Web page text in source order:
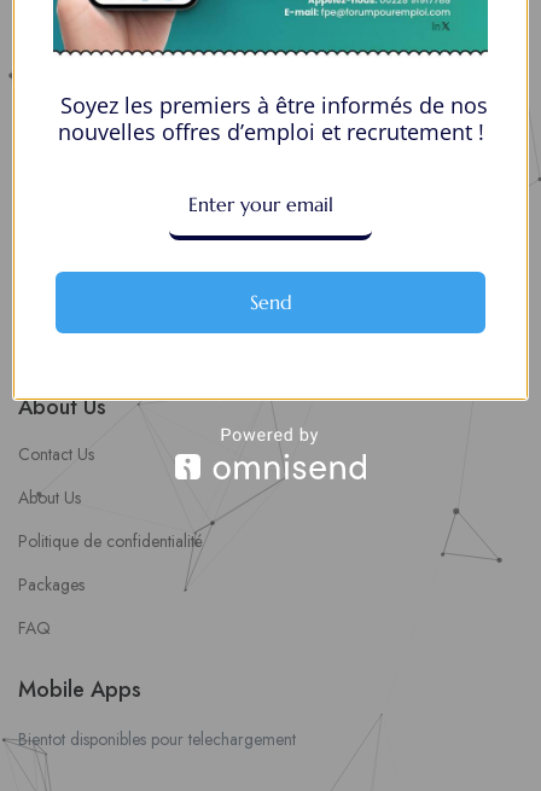
chances
8 Décisions Importantes Pour Ne Pas Vivre Avec Des Regrets
Espace Employeurs
About Us
Contact Us
About Us
Politique de confidentialité
Packages
FAQ
Mobile Apps
Bientot disponibles pour telechargement
Soyez les premiers à être informés de nos
nouvelles offres d’emploi et recrutement !
Send